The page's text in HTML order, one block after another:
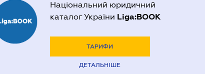
Національний юридичний
каталог України Liga:BOOK
ТАРИФИ
ДЕТАЛЬНІШЕ